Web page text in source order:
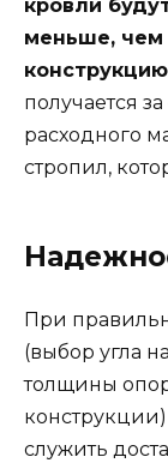
кровли
меньше, чем
конструкцию
получается
расходного
стропил,
При
(выбор угла
толщины
служить